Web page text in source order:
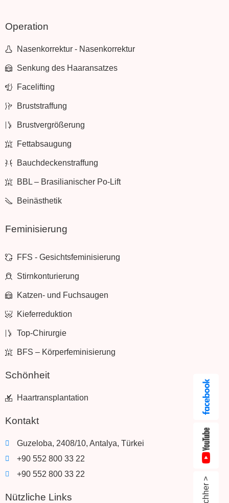
Operation
Nasenkorrektur - Nasenkorrektur
Senkung des Haaransatzes
Facelifting
Bruststraffung
Brustvergrößerung
Fettabsaugung
Bauchdeckenstraffung
BBL – Brasilianischer Po-Lift
Beinästhetik
Feminisierung
FFS - Gesichtsfeminisierung
Stirnkonturierung
Katzen- und Fuchsaugen
Kieferreduktion
Top-Chirurgie
BFS – Körperfeminisierung
Schönheit
Haartransplantation
Kontakt
Guzeloba, 2408/10, Antalya, Türkei
+90 552 800 33 22
+90 552 800 33 22
Nützliche Links